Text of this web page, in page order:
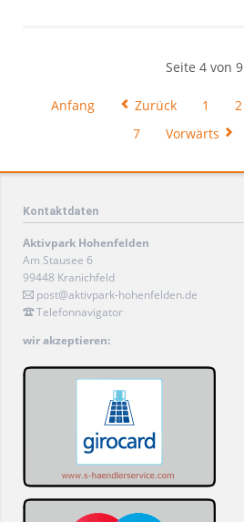
Seite 4 von 9
Anfang Zurück 1 2
7
Vorwärts
Kontaktdaten
Aktivpark Hohenfelden
Am Stausee 6
99448 Kranichfeld
post@aktivpark-hohenfelden.de
Telefonnavigator
wir akzeptieren: